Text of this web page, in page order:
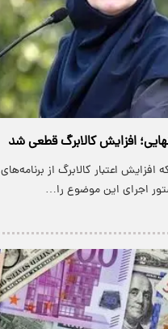
افزایش کالابرگ قطعی شد
افزایش اعتبار کالابرگ از
اجرای این موضوع را…